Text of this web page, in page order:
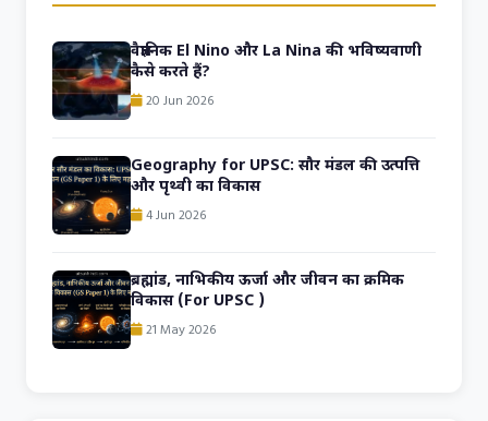
वैज्ञानिक El Nino और La Nina की भविष्यवाणी
कैसे करते हैं?
20 Jun 2026
Geography for UPSC: सौर मंडल की उत्पत्ति
और पृथ्वी का विकास
4 Jun 2026
ब्रह्मांड, नाभिकीय ऊर्जा और जीवन का क्रमिक
विकास (For UPSC )
21 May 2026